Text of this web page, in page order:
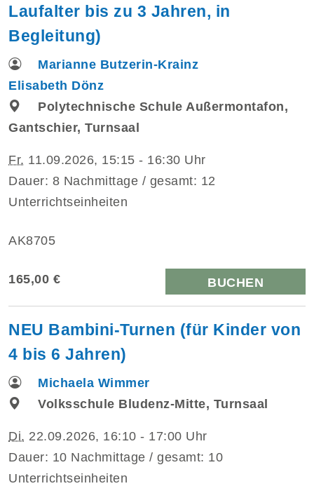
Laufalter bis zu 3 Jahren, in
Begleitung)
Marianne Butzerin-Krainz
Elisabeth Dönz
Polytechnische Schule Außermontafon,
Gantschier, Turnsaal
Fr. 11.09.2026, 15:15 - 16:30 Uhr
Dauer: 8 Nachmittage / gesamt: 12
Unterrichtseinheiten
AK8705
165,00 € BUCHEN
NEU Bambini-Turnen (für Kinder von
4 bis 6 Jahren)
Michaela Wimmer
Volksschule Bludenz-Mitte, Turnsaal
Di. 22.09.2026, 16:10 - 17:00 Uhr
Dauer: 10 Nachmittage / gesamt: 10
Unterrichtseinheiten